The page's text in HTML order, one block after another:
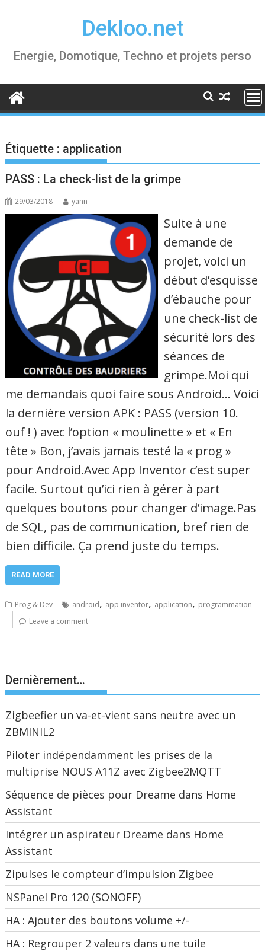
Dekloo.net
Energie, Domotique, Techno et projets perso
Étiquette : application
PASS : La check-list de la grimpe
29/03/2018 yann
Suite à une
demande de
projet, voici un
début d’esquisse
d’ébauche pour
une check-list de
sécurité lors des
séances de
grimpe.Moi qui
me demandais quoi faire sous Android… Voici
la dernière version APK : PASS (version 10.
ouf ! ) avec l’option « moulinette » et « En
tête » Bon, j’avais jamais testé la « prog »
pour Android.Avec App Inventor c’est super
facile. Surtout qu’ici rien à gérer à part
quelques boutons pour changer d’image.Pas
de SQL, pas de communication, bref rien de
bien difficile. Ça prend juste du temps.
READ MORE
Prog & Dev android, app inventor, application, programmation
Leave a comment
Dernièrement…
Zigbeefier un va-et-vient sans neutre avec un
ZBMINIL2
Piloter indépendamment les prises de la
multiprise NOUS A11Z avec Zigbee2MQTT
Séquence de pièces pour Dreame dans Home
Assistant
Intégrer un aspirateur Dreame dans Home
Assistant
Zipulses le compteur d’impulsion Zigbee
NSPanel Pro 120 (SONOFF)
HA : Ajouter des boutons volume +/-
HA : Regrouper 2 valeurs dans une tuile